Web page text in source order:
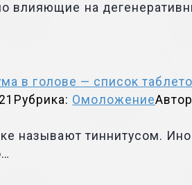
влияющие на
в голове — список
Рубрика: Омоложение
называют тиннитусом.